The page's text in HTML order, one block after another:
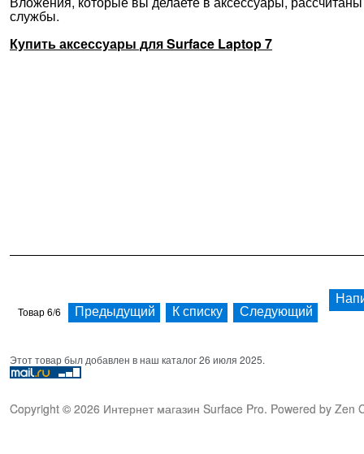
службы.
Купить аксессуары для Surface Laptop 7
Товар 6/6 Предыдущий К списку Следующий
Этот товар был добавлен в наш каталог 26 июля 2025.
Copyright © 2026 Интернет магазин Surface Pro. Powered by Zen